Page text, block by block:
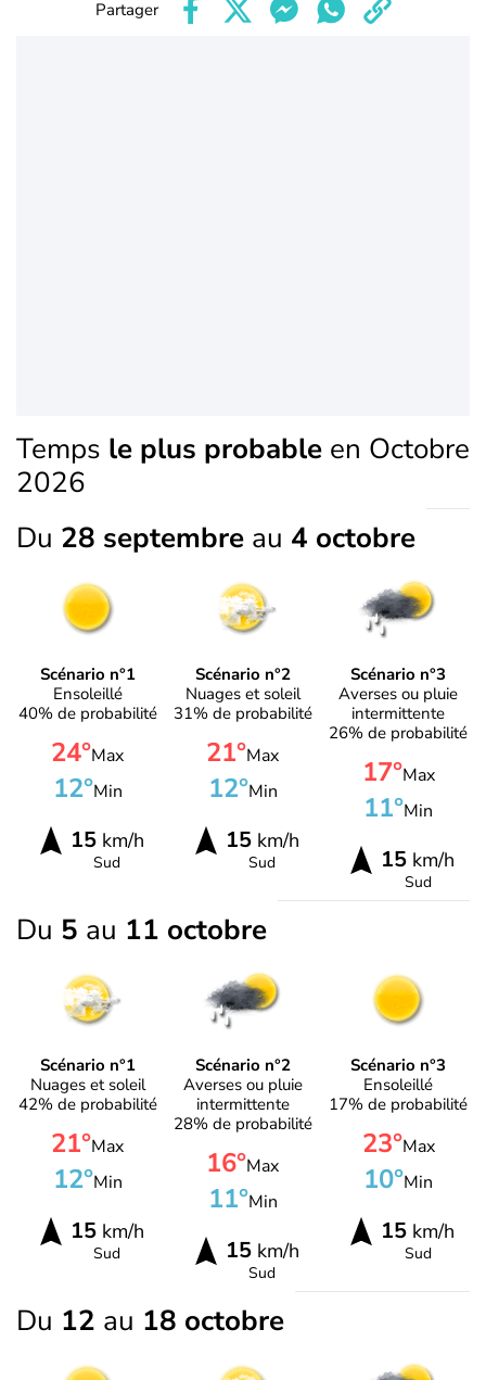
Partager
Temps le plus probable en Octobre
2026
Du 28 septembre au 4 octobre
Scénario n°1
Ensoleillé
40% de probabilité
24°Max
12°Min
15km/h
Sud
Scénario n°2
Nuages et soleil
31% de probabilité
21°Max
12°Min
15km/h
Sud
Scénario n°3
Averses ou pluie
intermittente
26% de probabilité
17°Max
11°Min
15 km/h
Sud
Du 5 au 11 octobre
Scénario n°1
Nuages et soleil
42% de probabilité
21°Max
12°Min
15km/h
Sud
Scénario n°2
Averses ou pluie
intermittente
28% de probabilité
16°Max
11°Min
15km/h
Sud
Scénario n°3
Ensoleillé
17% de probabilité
23°Max
10°Min
15 km/h
Sud
Du 12 au 18 octobre